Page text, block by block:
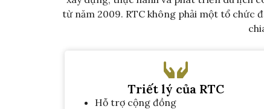
từ năm 2009. RTC không phải một tổ chức
Triết lý của RTC
Hỗ trợ cộng đồng